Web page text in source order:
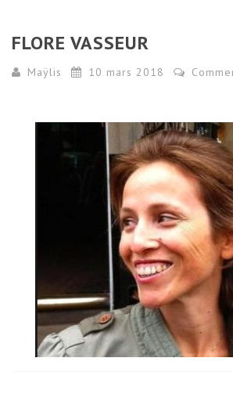
FLORE VASSEUR
Maÿlis 10 mars 2018